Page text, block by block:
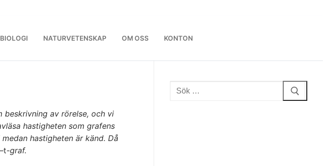
BIOLOGI NATURVETENSKAP OM OSS KONTON
beskrivning av rörelse, och vi
hastigheten som grafens
hastigheten är känd. Då
–t-graf.
Sök: